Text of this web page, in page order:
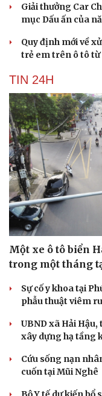
Giải thưởng Car
mục Dấu ấn của
Quy định mới về
trẻ em trên ô tô từ
TIN 24H
Một xe ô tô biển
trong một tháng
Sự cố y khoa tại
phẫu thuật viêm
UBND xã Hải
xây dựng hạ tầng
Cứu sống nạn
cuốn tại Mũi Nghê